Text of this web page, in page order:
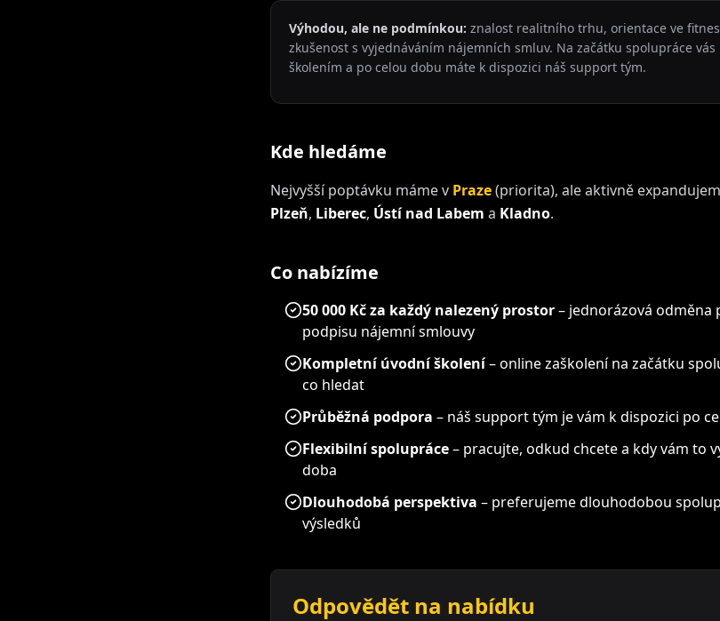
Výhodou, ale ne podmínkou: znalost realitního trhu, orientace ve
zkušenost s vyjednáváním nájemních smluv. Na začátku spolupráce
školením a po celou dobu máte k dispozici náš support tým.
Kde hledáme
Nejvyšší poptávku máme v Praze(priorita), ale aktivně
Plzeň, Liberec, Ústí nad Labem a Kladno.
Co nabízíme
50 000 Kč za každý nalezený prostor– jednorázová odměna
podpisu nájemní smlouvy
Kompletní úvodní školení– online zaškolení na začátku
co hledat
Průběžná podpora – náš support tým je vám k dispozici po
Flexibilní spolupráce– pracujte, odkud chcete a kdy vám to
doba
Dlouhodobá perspektiva – preferujeme dlouhodobou
výsledků
Odpovědět na nabídku